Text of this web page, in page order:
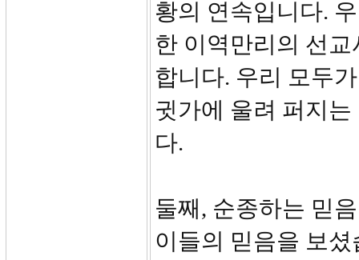
황의 연속입니다.
한 이역만리의 선
합니다. 우리 모두
귓가에 울려 퍼지
다.
둘째, 순종하는 믿
이들의 믿음을 보